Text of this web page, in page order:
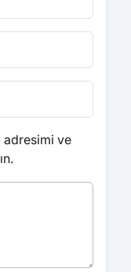
adresimi ve